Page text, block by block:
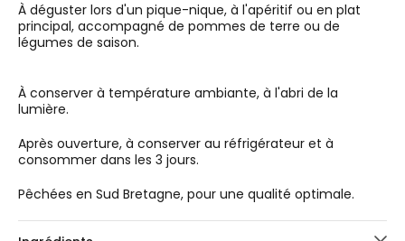
À déguster lors d'un pique-nique, à l'apéritif ou en plat
principal, accompagné de pommes de terre ou de
légumes de saison.
À conserver à température ambiante, à l'abri de la
lumière.
Après ouverture, à conserver au réfrigérateur et à
consommer dans les 3 jours.
Pêchées en Sud Bretagne, pour une qualité optimale.